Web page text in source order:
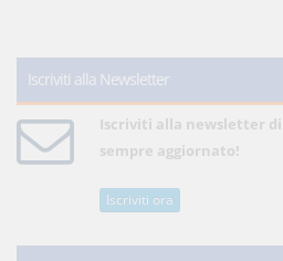
Iscriviti alla Newsletter
Iscriviti alla newsletter
sempre aggiornato!
Iscriviti ora